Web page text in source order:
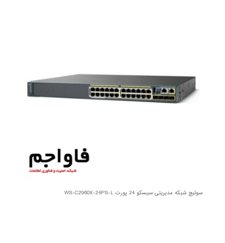
سوئیچ شبکه مدیریتی سیسکو 24 پورت WS-C2960X-24PS-L